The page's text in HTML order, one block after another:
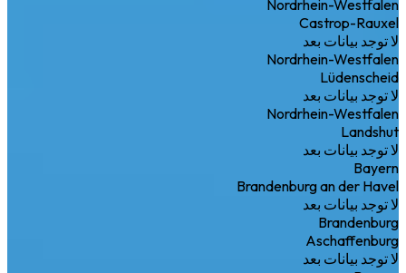
Nordrhein-Westfalen
Castrop-Rauxel
لا توجد بيانات بعد
Nordrhein-Westfalen
Lüdenscheid
لا توجد بيانات بعد
Nordrhein-Westfalen
Landshut
لا توجد بيانات بعد
Bayern
Brandenburg an der Havel
لا توجد بيانات بعد
Brandenburg
Aschaffenburg
لا توجد بيانات بعد